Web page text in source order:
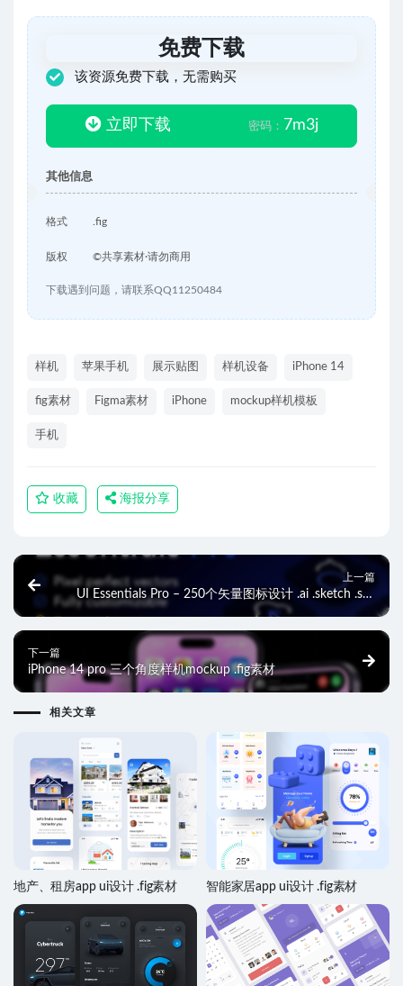
免费下载
该资源免费下载，无需购买
立即下载 密码： 7m3j
其他信息
格式 .fig
版权 ©共享素材·请勿商用
下载遇到问题，请联系QQ11250484
样机 苹果手机 展示贴图 样机设备 iPhone 14
fig素材 Figma素材 iPhone mockup样机模板
手机
收藏 海报分享
上一篇
UI Essentials Pro – 250个矢量图标设计 .ai .sketch .svg
下一篇
iPhone 14 pro 三个角度样机mockup .fig素材
相关文章
地产、租房app ui设计 .fig素材 智能家居app ui设计 .fig素材